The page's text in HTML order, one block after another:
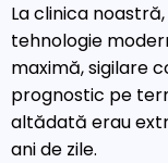
La clinica
tehnologie
maximă, sigilare
prognostic pe
altădată erau
ani de zile.